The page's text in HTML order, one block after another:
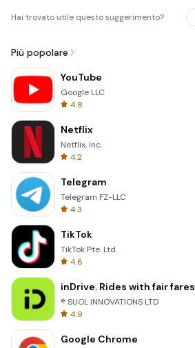
Hai trovato utile questo suggerimento?
Più popolare
YouTube
Google LLC
4.8
Netflix
Netflix, Inc.
4.2
Telegram
Telegram FZ-LLC
4.3
TikTok
TikTok Pte. Ltd.
4.6
inDrive. Rides with fair fares
® SUOL INNOVATIONS LTD
4.9
Google Chrome